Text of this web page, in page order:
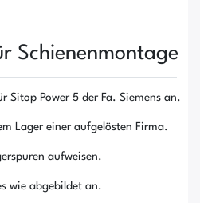
Schienenmontage
Sitop Power 5 der Fa. Siemens an.
Lager einer aufgelösten Firma.
aufweisen.
wie abgebildet an.